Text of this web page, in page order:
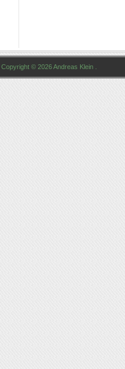
Copyright © 2026 Andreas Klein .